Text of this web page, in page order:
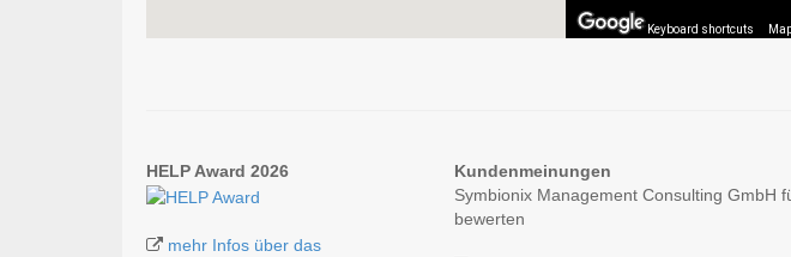
Keyboard shortcuts
HELP Award 2026
mehr Infos über das
Kundenmeinungen
Symbionix Management Consulting GmbH
bewerten